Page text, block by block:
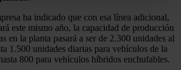
su dispositivo analizándolo activamente
características específicas (huellas
sobre cómo se procesan sus
y establezca sus preferencias en la
ha indicado que con esa línea adicional,
este mismo año, la capacidad de producción
en la planta pasará a ser de 2.300 unidades al
1.500 unidades diarias para vehículos de la
800 para vehículos híbridos enchufables.